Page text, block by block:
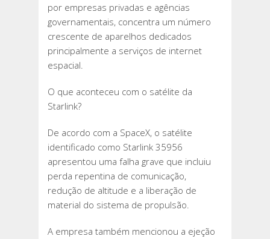
por empresas privadas e agências
governamentais, concentra um número
crescente de aparelhos dedicados
principalmente a serviços de internet
espacial.
O que aconteceu com o satélite da
Starlink?
De acordo com a SpaceX, o satélite
identificado como Starlink 35956
apresentou uma falha grave que incluiu
perda repentina de comunicação,
redução de altitude e a liberação de
material do sistema de propulsão.
A empresa também mencionou a ejeção